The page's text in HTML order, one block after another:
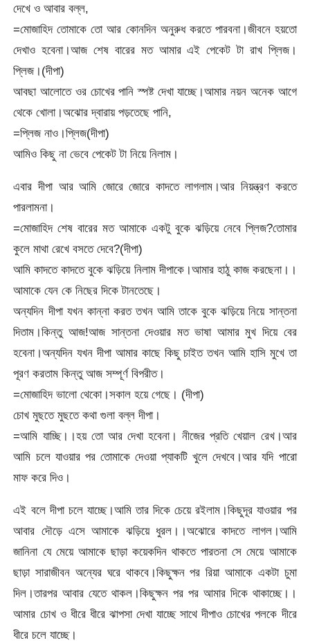
দেখে ও আবার বল্ল,
=মোজাহিদ তোমাকে তো আর কোনদিন অনুরুধ করতে পারবনা।জীবনে হয়তো
দেখাও হবেনা।আজ শেষ বারের মত আমার এই পেকেট টা রাখ প্লিজ।
প্লিজ।(দীপা)
আবছা আলোতে ওর চোখের পানি স্পষ্ট দেখা যাচ্ছে।আমার নয়ন অনেক আগে
থেকে খোলা।অঝোর দ্বারায় পড়তেছে পানি,
=প্লিজ নাও।প্লিজ(দীপা)
আমিও কিছু না ভেবে পেকেট টা নিয়ে নিলাম।
এবার দীপা আর আমি জোরে জোরে কাদতে লাগলাম।আর নিয়ন্ত্রণ করতে
পারলামনা।
=মোজাহিদ শেষ বারের মত আমাকে একটু বুকে ঝড়িয়ে নেবে প্লিজ?তোমার
কুলে মাথা রেখে বসতে দেবে?(দীপা)
আমি কাদতে কাদতে বুকে ঝড়িয়ে নিলাম দীপাকে।আমার হাঠু কাজ করছেনা।।
আমাকে যেন কে নিছের দিকে টানতেছে।
অন্যদিন দীপা যখন কান্না করত তখন আমি তাকে বুকে ঝড়িয়ে নিয়ে সান্তনা
দিতাম।কিন্তু আজ!আজ সান্তনা দেওয়ার মত ভাষা আমার মুখ দিয়ে বের
হবেনা।অন্যদিন যখন দীপা আমার কাছে কিছু চাইত তখন আমি হাসি মুখে তা
পূরণ করতাম কিন্তু আজ সম্পূর্ণ বিপরীত।
=মোজাহিদ ভালো থেকো।সকাল হয়ে গেছে। (দীপা)
চোখ মুছতে মুছতে কথা গুলা বল্ল দীপা।
=আমি যাচ্ছি।।হয় তো আর দেখা হবেনা। নীজের প্রতি খেয়াল রেখ।আর
আমি চলে যাওয়ার পর তোমাকে দেওয়া প্যাকটি খুলে দেখবে।আর যদি পারো
মাফ করে দিও।
এই বলে দীপা চলে যাচ্ছে।আমি তার দিকে চেয়ে রইলাম।কিছুদূর যাওয়ার পর
আবার দৌড়ে এসে আমাকে ঝড়িয়ে ধুরল।।অঝোরে কাদতে লাগল।আমি
জানিনা যে মেয়ে আমাকে ছাড়া কয়েকদিন থাকতে পারতনা সে মেয়ে আমাকে
ছাড়া সারাজীবন অন্যের ঘরে থাকবে।কিছুক্ষন পর রিয়া আমাকে একটা চুমা
দিল।তারপর আবার যেতে থাকল।কিছুক্ষন পর পর আমার দিকে থাকাচ্ছে।।
আমার চোখ ও ধীরে ধীরে ঝাপসা দেখা যাচ্ছে সাথে দীপাও চোখের পলকে দীরে
ধীরে চলে যাচ্ছে।